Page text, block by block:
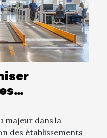
majeur dans la
des établissements